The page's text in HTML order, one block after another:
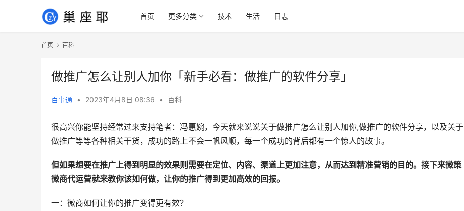
首页 更多分类 技术 生活 日志
首页 百科
做推广怎么让别人加你「新手必看：做推广的软件分享」
百事通 • 2023年4月8日 08:36 • 百科
很高兴你能坚持经常过来支持笔者：冯惠婉，今天就来说说关于做推广怎么让别人加你,做推广的软件分享，以及关于
做推广等等各种相关干货，成功的路上不会一帆风顺，每一个成功的背后都有一个惊人的故事。
但如果想要在推广上得到明显的效果则需要在定位、内容、渠道上更加注意，从而达到精准营销的目的。接下来微策
微商代运营就来教你该如何做，让你的推广得到更加高效的回报。
一：微商如何让你的推广变得更有效？